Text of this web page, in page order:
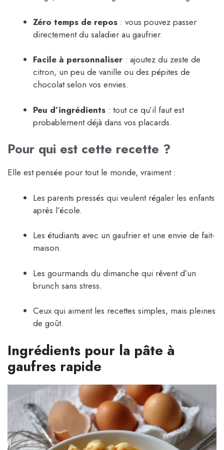
Zéro temps de repos : vous pouvez passer
directement du saladier au gaufrier.
Facile à personnaliser : ajoutez du zeste de
citron, un peu de vanille ou des pépites de
chocolat selon vos envies.
Peu d’ingrédients : tout ce qu’il faut est
probablement déjà dans vos placards.
Pour qui est cette recette ?
Elle est pensée pour tout le monde, vraiment :
Les parents pressés qui veulent régaler les enfants
après l’école.
Les étudiants avec un gaufrier et une envie de fait-
maison.
Les gourmands du dimanche qui rêvent d’un
brunch sans stress.
Ceux qui aiment les recettes simples, mais pleines
de goût.
Ingrédients pour la pâte à
gaufres rapide